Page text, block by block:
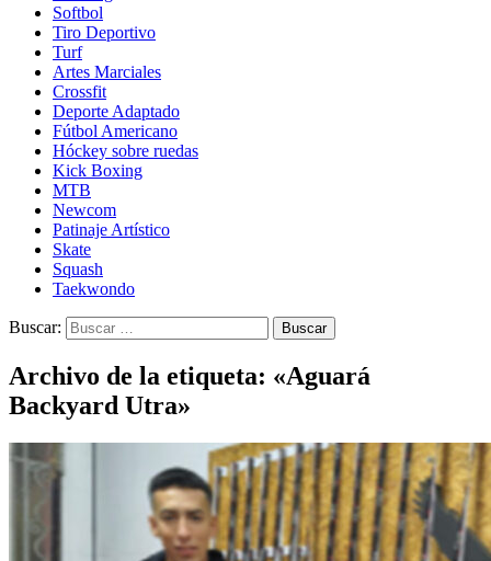
Softbol
Tiro Deportivo
Turf
Artes Marciales
Crossfit
Deporte Adaptado
Fútbol Americano
Hóckey sobre ruedas
Kick Boxing
MTB
Newcom
Patinaje Artístico
Skate
Squash
Taekwondo
Buscar:
Archivo de la etiqueta: «Aguará
Backyard Utra»